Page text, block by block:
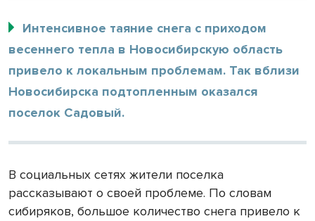
Интенсивное таяние снега с приходом
весеннего тепла в Новосибирскую область
привело к локальным проблемам. Так вблизи
Новосибирска подтопленным оказался
поселок Садовый.
В социальных сетях жители поселка
рассказывают о своей проблеме. По словам
сибиряков, большое количество снега привело к